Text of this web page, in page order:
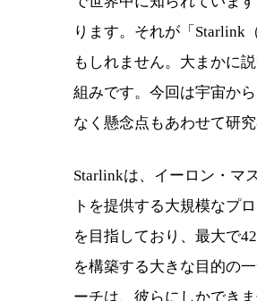
ります。それが「Starlink
もしれません。大まかに
組みです。今回は宇宙か
なく懸念点もあわせて研
Starlinkは、イーロン・マ
トを提供する大規模なプ
を目指しており、最大で
を構築する大きな目的の
ーチは、彼らにしかできま